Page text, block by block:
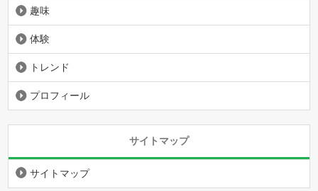
趣味
体験
トレンド
プロフィール
サイトマップ
サイトマップ